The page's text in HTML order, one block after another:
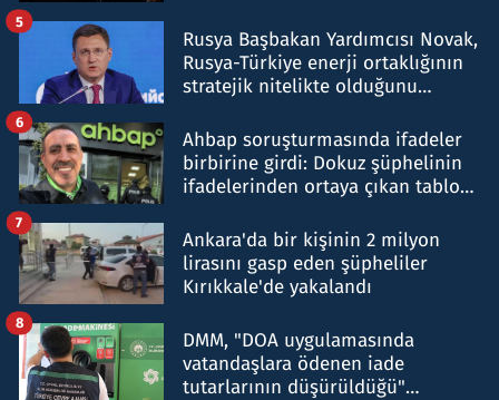
Rusya Başbakan Yardımcısı Novak,
Rusya-Türkiye enerji ortaklığının
stratejik nitelikte olduğunu
5
Ahbap soruşturmasında ifadeler
birbirine girdi: Dokuz şüphelinin
ifadelerinden ortaya çıkan tablo
6
Ankara'da bir kişinin 2 milyon
lirasını gasp eden şüpheliler
Kırıkkale'de yakalandı
7
DMM, "DOA uygulamasında
vatandaşlara ödenen iade
tutarlarının düşürüldüğü"
8